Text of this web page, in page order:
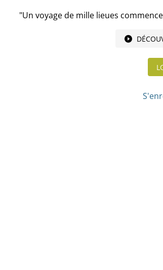
"Un voyage de mille lieues